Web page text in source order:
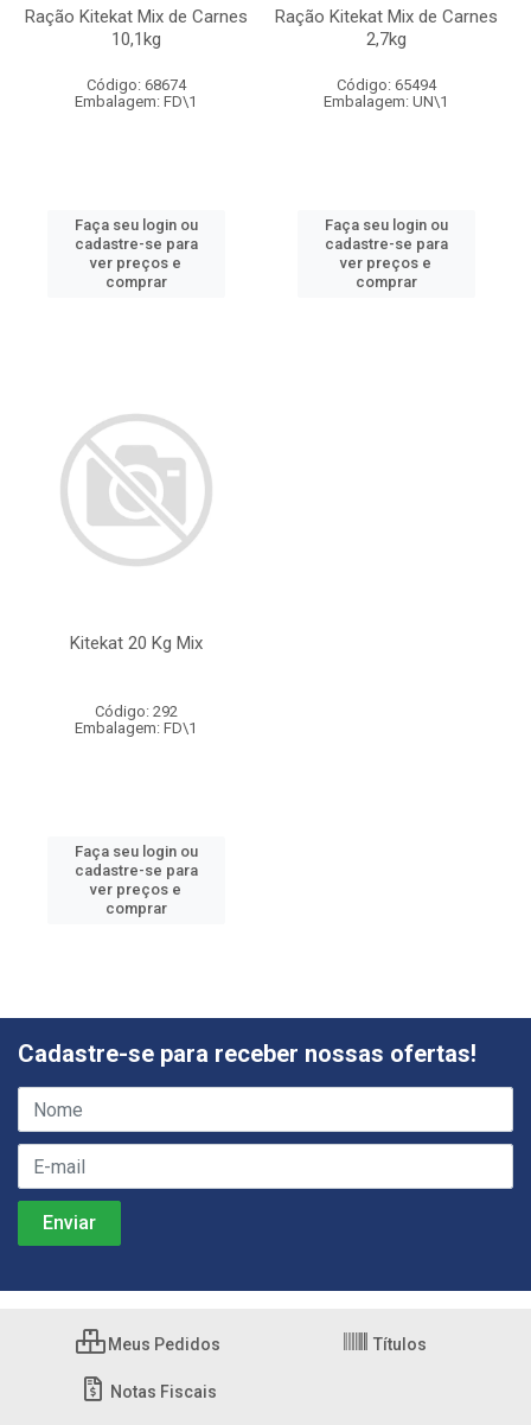
Ração Kitekat Mix de Carnes
10,1kg
Código: 68674
Embalagem: FD\1
Faça seu login ou
cadastre-se para
ver preços e
comprar
Ração Kitekat Mix de Carnes
2,7kg
Código: 65494
Embalagem: UN\1
Faça seu login ou
cadastre-se para
ver preços e
comprar
Kitekat 20 Kg Mix
Código: 292
Embalagem: FD\1
Faça seu login ou
cadastre-se para
ver preços e
comprar
Cadastre-se para receber nossas ofertas!
Meus Pedidos Títulos
Notas Fiscais